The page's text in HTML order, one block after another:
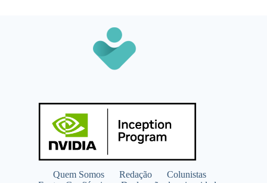
Quem Somos Redação
Colunistas